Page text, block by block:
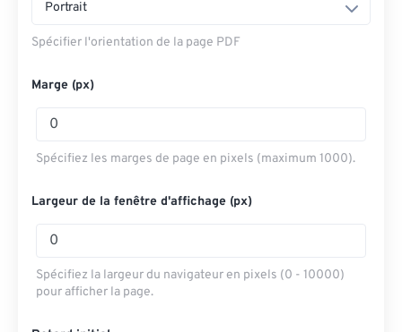
Portrait
Spécifier l'orientation de la page PDF
Marge (px)
Spécifiez les marges de page en pixels (maximum 1000).
Largeur de la fenêtre d'affichage (px)
Spécifiez la largeur du navigateur en pixels (0 - 10000)
pour afficher la page.